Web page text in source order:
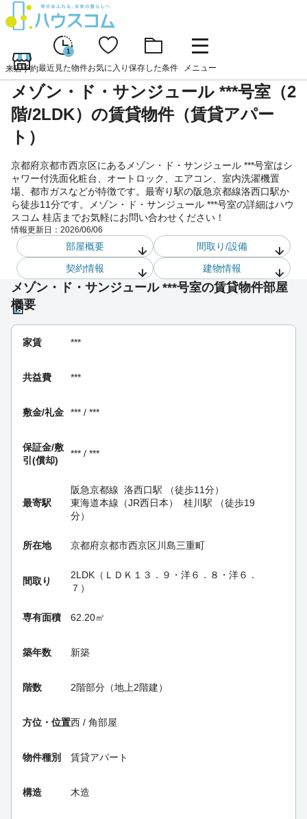
来店予約
1
最近見た物件お気に入り 保存した条件 メニュー
メゾン・ド・サンジュール ***号室（2
階/2LDK）の賃貸物件（賃貸アパー
ト）
京都府京都市西京区にあるメゾン・ド・サンジュール ***号室はシ
ャワー付洗面化粧台、オートロック、エアコン、室内洗濯機置
場、都市ガスなどが特徴です。最寄り駅の阪急京都線洛西口駅か
ら徒歩11分です。メゾン・ド・サンジュール ***号室の詳細はハウ
スコム 桂店までお気軽にお問い合わせください！
情報更新日： 2026/06/06
部屋概要
間取り/設備
契約情報
建物情報
メゾン・ド・サンジュール ***号室の賃貸物件部屋
概要
家賃 ***
共益費 ***
敷金/礼金 *** / ***
保証金/敷
引(償却)
*** / ***
最寄駅
阪急京都線 洛西口駅 （徒歩11分）
東海道本線（JR西日本）
桂川駅 （徒歩19
分）
所在地 京都府京都市西京区川島三重町
間取り
2LDK（ＬＤＫ１３．９・洋６．８・洋６．
７）
専有面積 62.20㎡
築年数 新築
階数 2階部分（地上2階建）
方位・位置西 / 角部屋
物件種別 賃貸アパート
構造 木造